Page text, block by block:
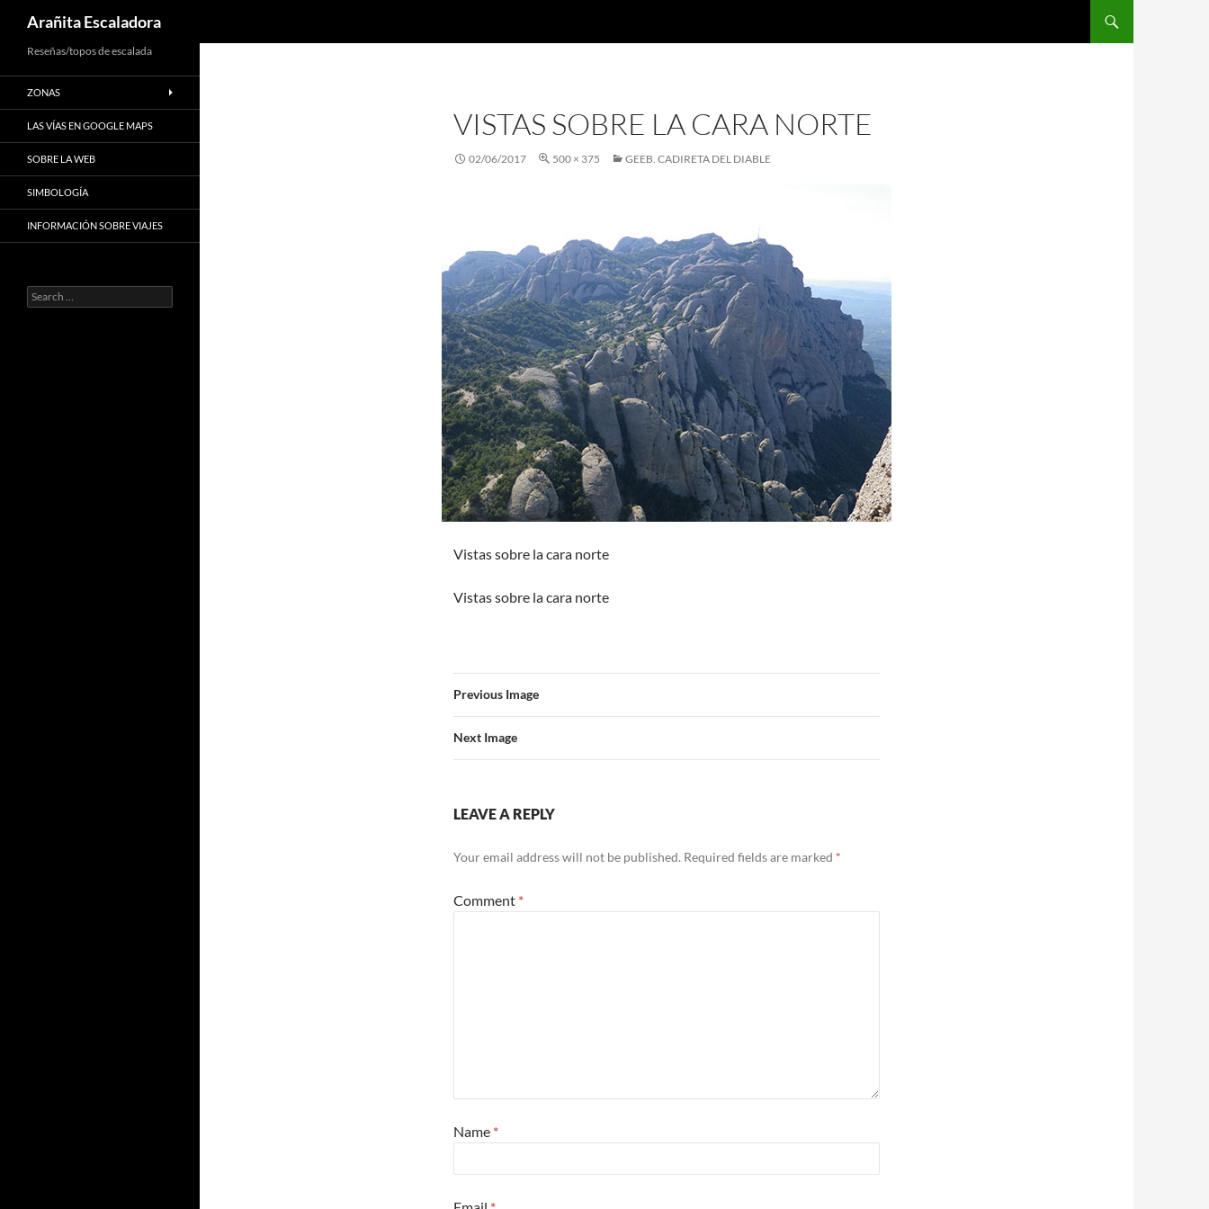
to
content
Arañita Escaladora
VISTAS SOBRE LA CARA NORTE
02/06/2017 500 × 375 GEEB. CADIRETA DEL DIABLE
Vistas sobre la cara norte
Vistas sobre la cara norte
Previous Image
Next Image
LEAVE A REPLY
Your email address will not be published. Required fields are marked *
Comment *
Name *
Reseñas/topos de escalada
ZONAS
LAS VÍAS EN GOOGLE MAPS
SOBRE LA WEB
SIMBOLOGÍA
INFORMACIÓN SOBRE VIAJES
Search
for: